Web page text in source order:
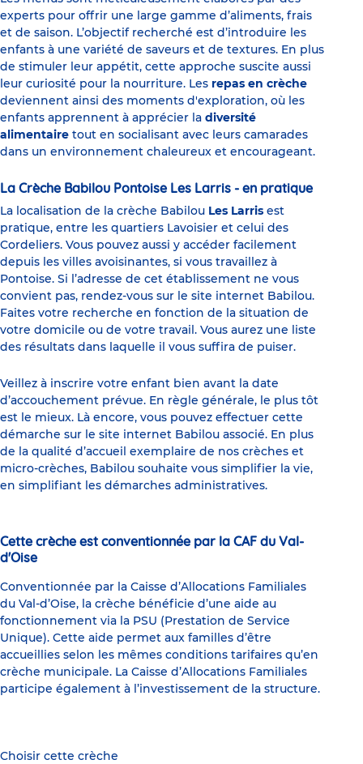
experts pour offrir une large gamme d’aliments, frais
et de saison. L’objectif recherché est d’introduire les
enfants à une variété de saveurs et de textures. En plus
de stimuler leur appétit, cette approche suscite aussi
leur curiosité pour la nourriture. Les repas en crèche
deviennent ainsi des moments d'exploration, où les
enfants apprennent à apprécier la diversité
alimentaire tout en socialisant avec leurs camarades
dans un environnement chaleureux et encourageant.
La Crèche Babilou Pontoise Les Larris - en pratique
La localisation de la crèche Babilou Les Larris est
pratique, entre les quartiers Lavoisier et celui des
Cordeliers. Vous pouvez aussi y accéder facilement
depuis les villes avoisinantes, si vous travaillez à
Pontoise. Si l’adresse de cet établissement ne vous
convient pas, rendez-vous sur le site internet Babilou.
Faites votre recherche en fonction de la situation de
votre domicile ou de votre travail. Vous aurez une liste
des résultats dans laquelle il vous suffira de puiser.
Veillez à inscrire votre enfant bien avant la date
d’accouchement prévue. En règle générale, le plus tôt
est le mieux. Là encore, vous pouvez effectuer cette
démarche sur le site internet Babilou associé. En plus
de la qualité d’accueil exemplaire de nos crèches et
micro-crèches, Babilou souhaite vous simplifier la vie,
en simplifiant les démarches administratives.
Cette crèche est conventionnée par la CAF du Val-
d'Oise
Conventionnée par la Caisse d’Allocations Familiales
du Val-d’Oise, la crèche bénéficie d’une aide au
fonctionnement via la PSU (Prestation de Service
Unique). Cette aide permet aux familles d’être
accueillies selon les mêmes conditions tarifaires qu’en
crèche municipale. La Caisse d’Allocations Familiales
participe également à l’investissement de la structure.
Choisir cette crèche